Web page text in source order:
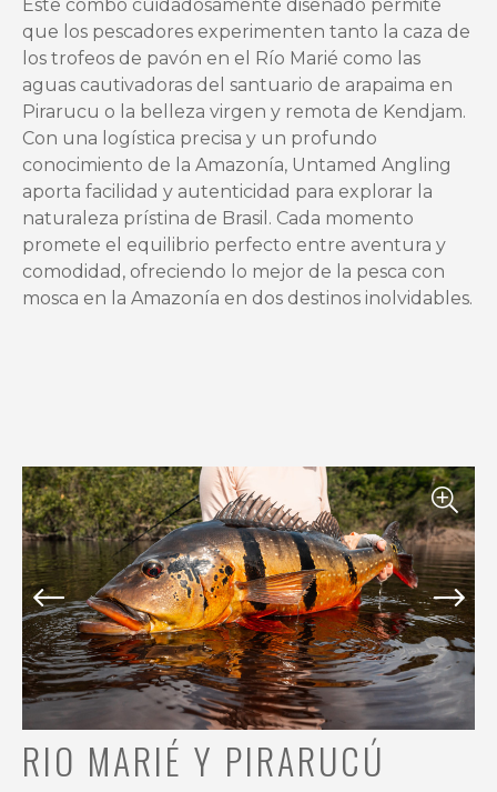
mosca
en
el
Río
Marié,
uno
de
los
mejores
destinos
de
pesca
exclusiva
de
Untamed
Angling
une
Río
Marié
con
Pirarucu
Lodge
o
Kendjam,
Este combo cuidadosamente diseñado permite
que los pescadores experimenten tanto la caza de
los trofeos de pavón en el Río Marié como las
aguas cautivadoras del santuario de arapaima en
Pirarucu o la belleza virgen y remota de Kendjam.
Con una logística precisa y un profundo
conocimiento de la Amazonía, Untamed Angling
aporta facilidad y autenticidad para explorar la
naturaleza prístina de Brasil. Cada momento
promete el equilibrio perfecto entre aventura y
comodidad, ofreciendo lo mejor de la pesca con
mosca en la Amazonía en dos destinos inolvidables.
RIO MARIÉ Y PIRARUCÚ